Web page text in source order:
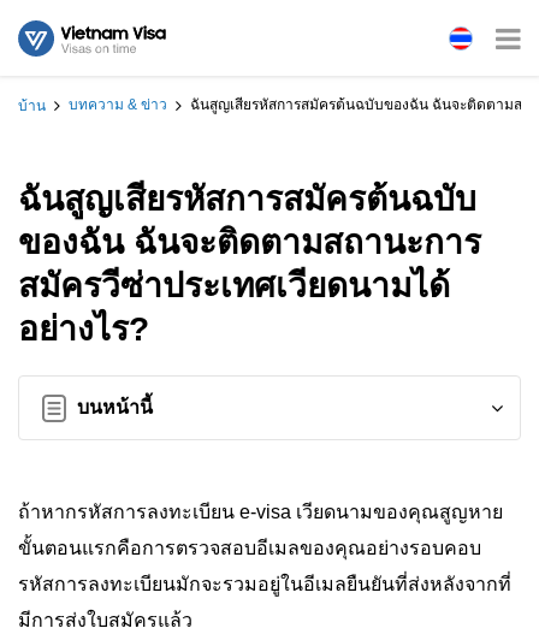
บ้าน บทความ & ข่าว ฉันสูญเสียรหัสการสมัครต้นฉบับของฉัน ฉันจะติดตามสถา
ฉันสูญเสียรหัสการสมัครต้นฉบับ
ของฉัน ฉันจะติดตามสถานะการ
สมัครวีซ่าประเทศเวียดนามได้
อย่างไร?
บนหน้านี้
ถ้าหากรหัสการลงทะเบียน e-visa เวียดนามของคุณสูญหาย
ขั้นตอนแรกคือการตรวจสอบอีเมลของคุณอย่างรอบคอบ
รหัสการลงทะเบียนมักจะรวมอยู่ในอีเมลยืนยันที่ส่งหลังจากที่
มีการส่งใบสมัครแล้ว